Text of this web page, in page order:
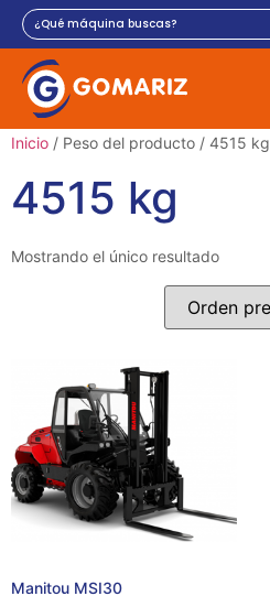
Inicio / Peso del producto / 4515 kg
4515 kg
Mostrando el único resultado
Manitou MSI30